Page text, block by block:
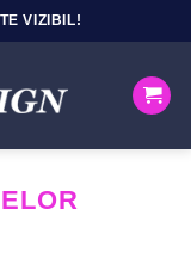
VIZIBIL!